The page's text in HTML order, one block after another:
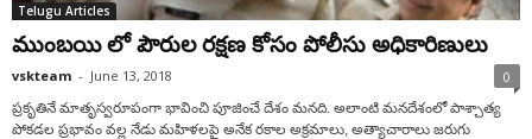
Telugu Articles
ముంబయి లో పౌరుల రక్షణ కోసం పోలీసు అధికారిణులు
vskteam - June 13, 2018 0
ప్రకృతినే మాతృస్వరూపంగా భావించి పూజించే దేశం మనది. అలాంటి మనదేశంలో పాశ్చాత్య
పోకడల ప్రభావం వల్ల నేడు మహిళలపై అనేక రకాల అక్రమాలు, అత్యాచారాలు జరుగు